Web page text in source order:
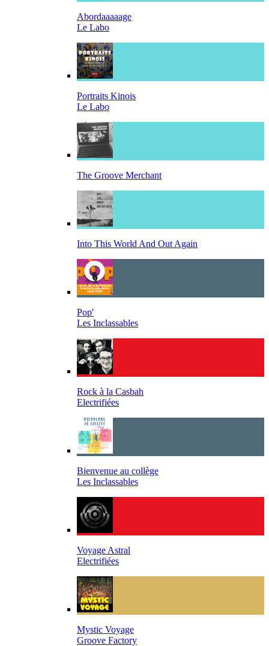
Abordaaaaage
Le Labo
Portraits Kinois
Le Labo
The Groove Merchant
Into This World And Out Again
Pop'
Les Inclassables
Rock à la Casbah
Electrifiées
Bienvenue au collège
Les Inclassables
Voyage Astral
Electrifiées
Mystic Voyage
Groove Factory